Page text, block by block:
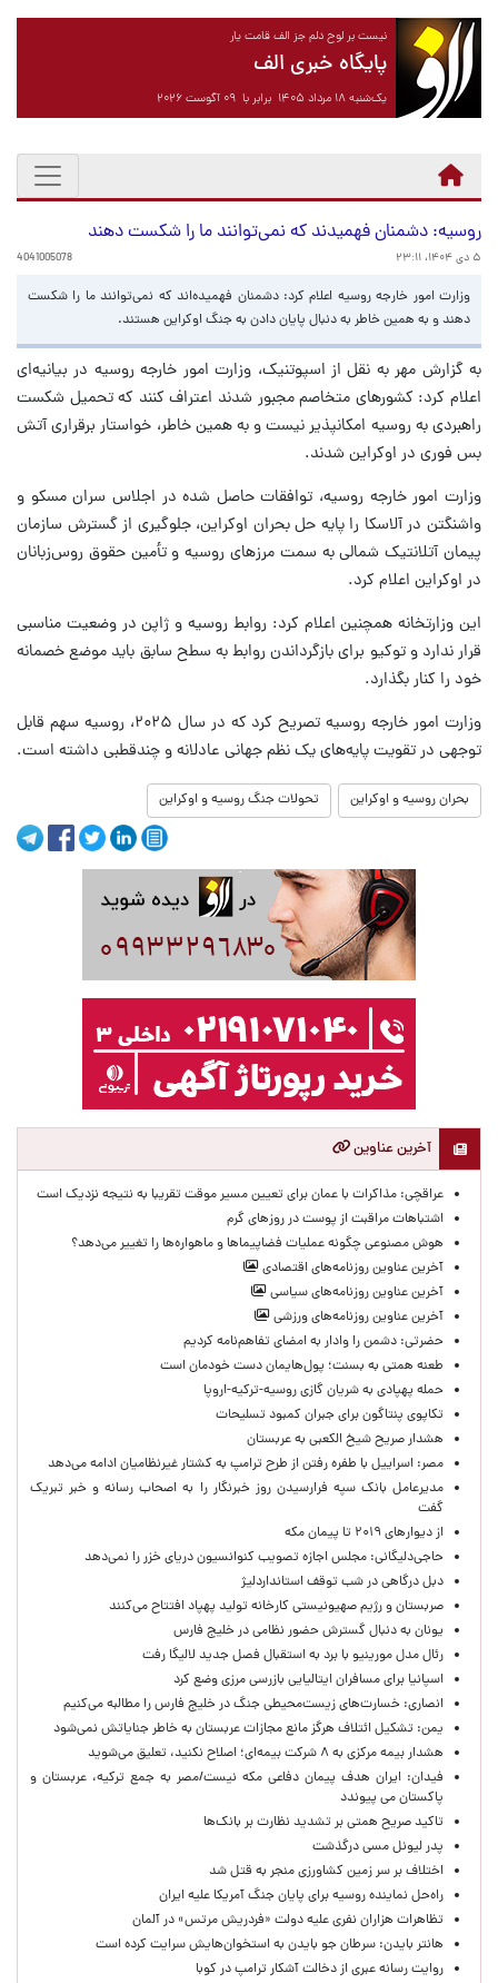
نیست بر لوح دلم جز الف قامت یار
پایگاه خبری الف
یک‌شنبه ۱۸ مرداد ۱۴۰۵ برابر با ۰۹ آگوست ۲۰۲۶
روسیه: دشمنان فهمیدند که نمی‌توانند ما را شکست دهند
۵ دی ۱۴۰۴، ۲۳:۱۱ 4041005078
وزارت امور خارجه روسیه اعلام کرد: دشمنان فهمیده‌اند که نمی‌توانند ما را شکست
دهند و به همین خاطر به دنبال پایان دادن به جنگ اوکراین هستند.
به گزارش مهر به نقل از اسپوتنیک، وزارت امور خارجه روسیه در بیانیه‌ای
اعلام کرد: کشورهای متخاصم مجبور شدند اعتراف کنند که تحمیل شکست
راهبردی به روسیه امکانپذیر نیست و به همین خاطر، خواستار برقراری آتش
بس فوری در اوکراین شدند.
وزارت امور خارجه روسیه، توافقات حاصل شده در اجلاس سران مسکو و
واشنگتن در آلاسکا را پایه حل بحران اوکراین، جلوگیری از گسترش سازمان
پیمان آتلانتیک شمالی به سمت مرزهای روسیه و تأمین حقوق روس‌زبانان
در اوکراین اعلام کرد.
این وزارتخانه همچنین اعلام کرد: روابط روسیه و ژاپن در وضعیت مناسبی
قرار ندارد و توکیو برای بازگرداندن روابط به سطح سابق باید موضع خصمانه
خود را کنار بگذارد.
وزارت امور خارجه روسیه تصریح کرد که در سال ۲۰۲۵، روسیه سهم قابل
توجهی در تقویت پایه‌های یک نظم جهانی عادلانه و چندقطبی داشته است.
بحران روسیه و اوکراین تحولات جنگ روسیه و اوکراین
آخرین عناوین
عراقچی: مذاکرات با عمان برای تعیین مسیر موقت تقریبا به نتیجه نزدیک است
اشتباهات مراقبت از پوست در روزهای گرم
هوش مصنوعی چگونه عملیات فضاپیماها و ماهواره‌ها را تغییر می‌دهد؟
آخرین عناوین روزنامه‌های اقتصادی
آخرین عناوین روزنامه‌های سیاسی
آخرین عناوین روزنامه‌های ورزشی
حضرتی: دشمن را وادار به امضای تفاهم‌نامه کردیم
طعنه همتی به بسنت؛ پول‌هایمان دست خودمان است
حمله پهپادی به شریان گازی روسیه-ترکیه-اروپا
تکاپوی پنتاگون برای جبران کمبود تسلیحات
هشدار صریح شیخ الکعبی به عربستان
مصر: اسراییل با طفره رفتن از طرح ترامپ به کشتار غیرنظامیان ادامه می‌دهد
مدیرعامل بانک سپه فرارسیدن روز خبرنگار را به اصحاب رسانه و خبر تبریک
گفت
از دیوارهای ۲۰۱۹ تا پیمان مکه
حاجی‌دلیگانی: مجلس اجازه تصویب کنوانسیون دریای خزر را نمی‌دهد
دبل درگاهی در شب توقف استانداردلیژ
صربستان و رژیم صهیونیستی کارخانه تولید پهپاد افتتاح می‌کنند
یونان به دنبال گسترش حضور نظامی در خلیج فارس
رئال مدل مورینیو با برد به استقبال فصل جدید لالیگا رفت
اسپانیا برای مسافران ایتالیایی بازرسی مرزی وضع کرد
انصاری: خسارت‌های زیست‌محیطی جنگ در خلیج فارس را مطالبه‌ می‌کنیم
یمن: تشکیل ائتلاف هرگز مانع مجازات عربستان به خاطر جنایاتش نمی‌شود
هشدار بیمه مرکزی به ۸ شرکت بیمه‌ای؛ اصلاح نکنید، تعلیق می‌شوید
فیدان: ایران هدف پیمان دفاعی مکه نیست/مصر به جمع ترکیه، عربستان و
پاکستان می پیوندد
تاکید صریح همتی بر تشدید نظارت بر بانک‌ها
پدر لیونل مسی درگذشت
اختلاف بر سر زمین کشاورزی منجر به قتل شد
راه‌حل نماینده روسیه برای پایان جنگ آمریکا علیه ایران
تظاهرات هزاران نفری علیه دولت «فردریش مرتس» در آلمان
هانتر بایدن: سرطان جو بایدن به استخوان‌هایش سرایت کرده است
روایت رسانه عبری از دخالت آشکار ترامپ در کوبا